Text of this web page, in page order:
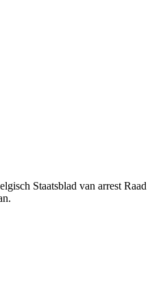
Staatsblad van arrest Raad